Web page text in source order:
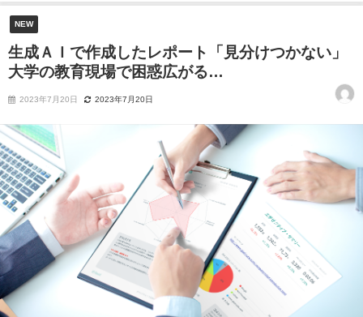
NEW
生成ＡＩで作成したレポート「見分けつかない」
大学の教育現場で困惑広がる…
2023年7月20日 2023年7月20日